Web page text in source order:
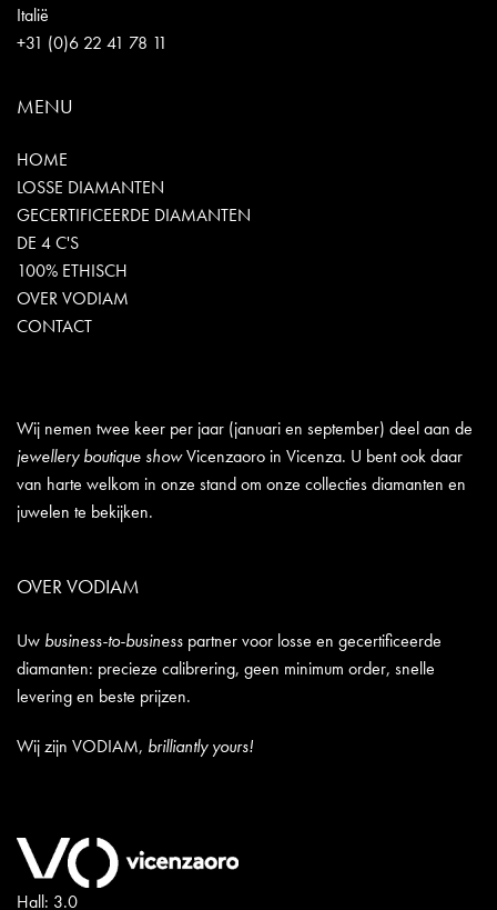
Italië
+31 (0)6 22 41 78 11
MENU
HOME
LOSSE DIAMANTEN
GECERTIFICEERDE DIAMANTEN
DE 4 C'S
100% ETHISCH
OVER VODIAM
CONTACT
Wij nemen twee keer per jaar (januari en september) deel aan de
jewellery boutique showVicenzaoro in Vicenza. U bent ook daar
van harte welkom in onze stand om onze collecties diamanten en
juwelen te bekijken.
OVER VODIAM
Uw business-to-business partner voor losse en gecertificeerde
diamanten: precieze calibrering, geen minimum order, snelle
levering en beste prijzen.
Wij zijn VODIAM, brilliantly yours!
Hall: 3.0